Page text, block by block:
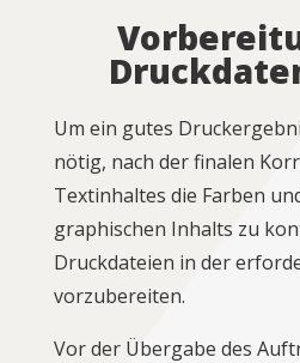
Um ein gutes
nötig, nach der finalen
Textinhaltes die Farben
graphischen Inhalts zu
Druckdateien in der
vorzubereiten.
Vor der Übergabe des